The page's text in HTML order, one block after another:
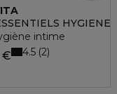
HYGIENE
intime
€ 4.5 2